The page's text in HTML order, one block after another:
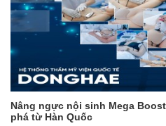
Nâng ngực nội sinh Mega
phá từ Hàn Quốc